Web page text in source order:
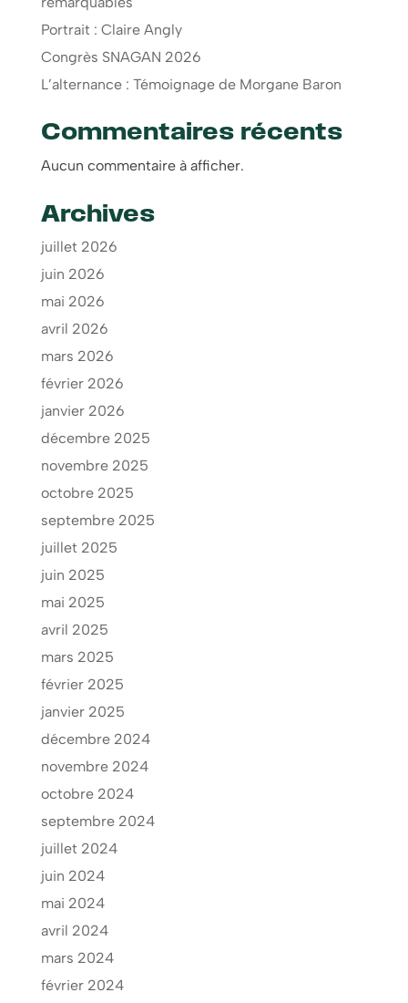
Portrait : Claire Angly
Congrès SNAGAN 2026
L’alternance : Témoignage de Morgane Baron
Commentaires récents
Aucun commentaire à afficher.
Archives
juillet 2026
juin 2026
mai 2026
avril 2026
mars 2026
février 2026
janvier 2026
décembre 2025
novembre 2025
octobre 2025
septembre 2025
juillet 2025
juin 2025
mai 2025
avril 2025
mars 2025
février 2025
janvier 2025
décembre 2024
novembre 2024
octobre 2024
septembre 2024
juillet 2024
juin 2024
mai 2024
avril 2024
mars 2024
février 2024